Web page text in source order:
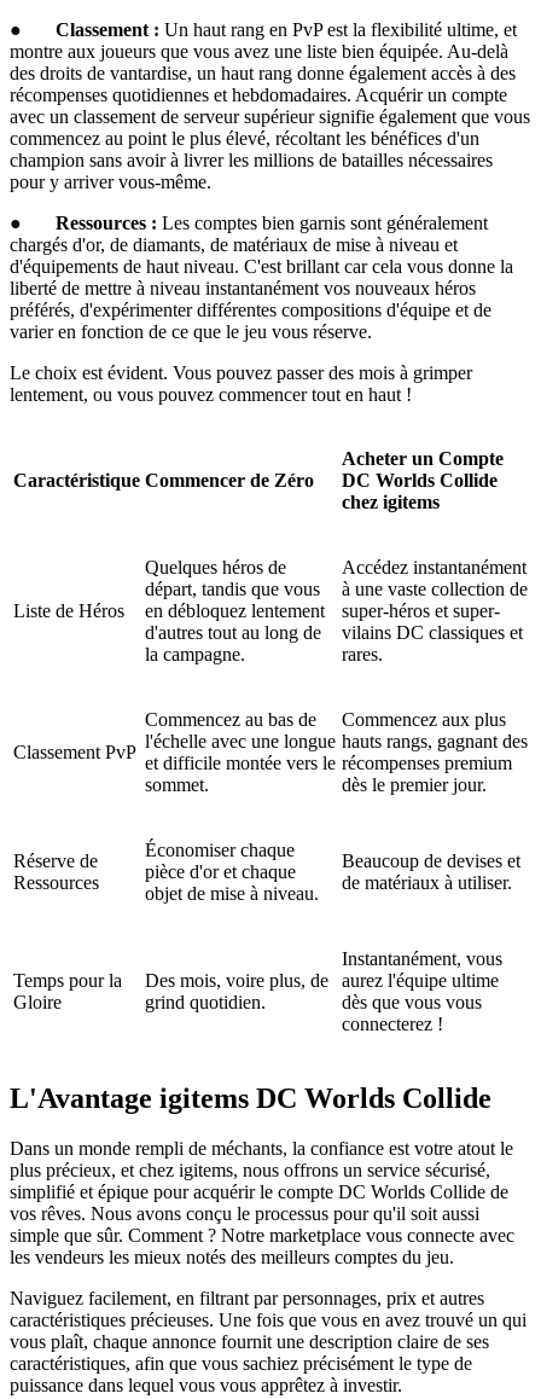
● Classement : Un haut rang en PvP est la flexibilité ultime, et
montre aux joueurs que vous avez une liste bien équipée. Au-delà
des droits de vantardise, un haut rang donne également accès à des
récompenses quotidiennes et hebdomadaires. Acquérir un compte
avec un classement de serveur supérieur signifie également que vous
commencez au point le plus élevé, récoltant les bénéfices d'un
champion sans avoir à livrer les millions de batailles nécessaires
pour y arriver vous-même.
● Ressources : Les comptes bien garnis sont généralement
chargés d'or, de diamants, de matériaux de mise à niveau et
d'équipements de haut niveau. C'est brillant car cela vous donne la
liberté de mettre à niveau instantanément vos nouveaux héros
préférés, d'expérimenter différentes compositions d'équipe et de
varier en fonction de ce que le jeu vous réserve.
Le choix est évident. Vous pouvez passer des mois à grimper
lentement, ou vous pouvez commencer tout en haut !
Caractéristique Commencer de Zéro
Acheter un Compte
DC Worlds Collide
chez igitems
Liste de Héros
Quelques héros de
départ, tandis que vous
en débloquez lentement
d'autres tout au long de
la campagne.
Accédez instantanément
à une vaste collection de
super-héros et super-
vilains DC classiques et
rares.
Classement PvP
Commencez au bas de
l'échelle avec une longue
et difficile montée vers le
sommet.
Commencez aux plus
hauts rangs, gagnant des
récompenses premium
dès le premier jour.
Réserve de
Ressources
Économiser chaque
pièce d'or et chaque
objet de mise à niveau.
Beaucoup de devises et
de matériaux à utiliser.
Temps pour la
Gloire
Des mois, voire plus, de
grind quotidien.
Instantanément, vous
aurez l'équipe ultime
dès que vous vous
connecterez !
L'Avantage igitems DC Worlds Collide
Dans un monde rempli de méchants, la confiance est votre atout le
plus précieux, et chez igitems, nous offrons un service sécurisé,
simplifié et épique pour acquérir le compte DC Worlds Collide de
vos rêves. Nous avons conçu le processus pour qu'il soit aussi
simple que sûr. Comment ? Notre marketplace vous connecte avec
les vendeurs les mieux notés des meilleurs comptes du jeu.
Naviguez facilement, en filtrant par personnages, prix et autres
caractéristiques précieuses. Une fois que vous en avez trouvé un qui
vous plaît, chaque annonce fournit une description claire de ses
caractéristiques, afin que vous sachiez précisément le type de
puissance dans lequel vous vous apprêtez à investir.